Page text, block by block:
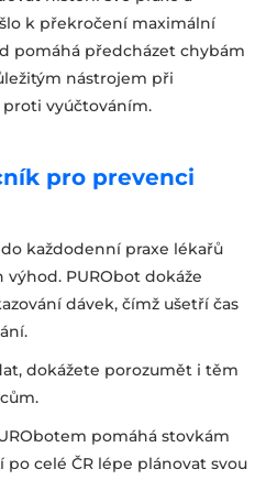
k překročení maximální
pomáhá předcházet chybám
nástrojem při
vyúčtováním.
pro prevenci
každodenní praxe lékařů
PURObot dokáže
dávek, čímž ušetří čas
dokážete porozumět i těm
pomáhá stovkám
celé ČR lépe plánovat svou